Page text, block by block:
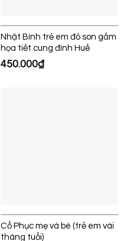
Nhật Bình trẻ em đỏ son gấm
họa tiết cung đình Huế
450.000₫
Cổ Phục mẹ và bé (trẻ em vài
tháng tuổi)